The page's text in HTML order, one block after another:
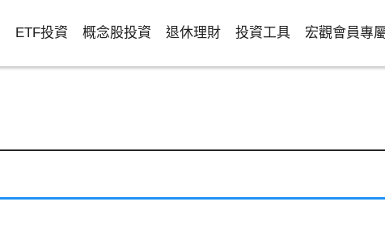
ETF投資 概念股投資 退休理財 投資工具 宏觀會員專